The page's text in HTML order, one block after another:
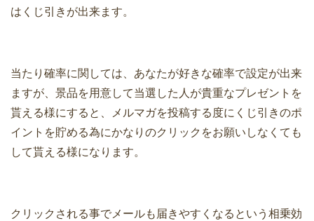
はくじ引きが出来ます。
当たり確率に関しては、あなたが好きな確率で設定が出来
ますが、景品を用意して当選した人が貴重なプレゼントを
貰える様にすると、メルマガを投稿する度にくじ引きのポ
イントを貯める為にかなりのクリックをお願いしなくても
して貰える様になります。
クリックされる事でメールも届きやすくなるという相乗効